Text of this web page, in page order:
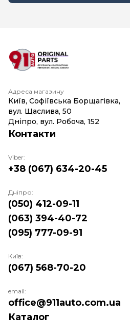
Адреса магазину
Київ, Софіївська Борщагівка,
вул. Щаслива, 50
Дніпро, вул. Робоча, 152
Каталог
Контакти
Viber:
+38 (067) 634-20-45
Дніпро:
(050) 412-09-11
(063) 394-40-72
(095) 777-09-91
Київ:
(067) 568-70-20
email:
office@911auto.com.ua